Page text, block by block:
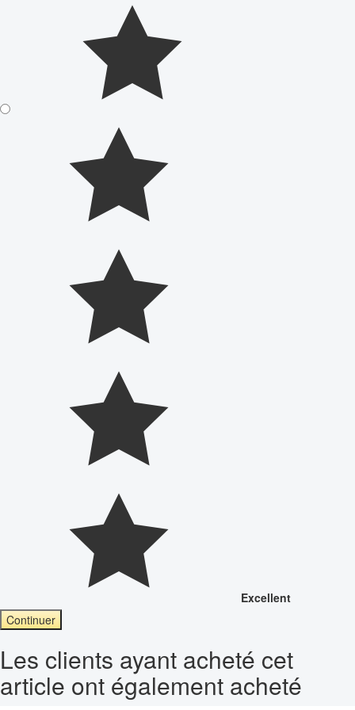
Excellent
Continuer
Les clients ayant acheté cet
article ont également acheté